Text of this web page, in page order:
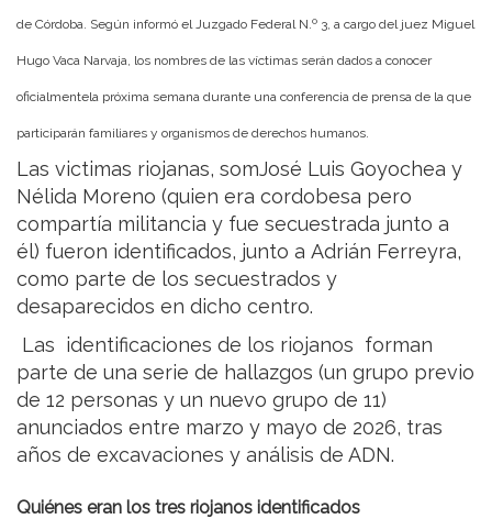
de Córdoba. Según informó el Juzgado Federal N.º 3, a cargo del juez Miguel
Hugo Vaca Narvaja, los nombres de las víctimas serán dados a conocer
oficialmentela próxima semana durante una conferencia de prensa de la que
participarán familiares y organismos de derechos humanos.
Las victimas riojanas, somJosé Luis Goyochea y
Nélida Moreno (quien era cordobesa pero
compartía militancia y fue secuestrada junto a
él) fueron identificados, junto a Adrián Ferreyra,
como parte de los secuestrados y
desaparecidos en dicho centro.
Las identificaciones de los riojanos forman
parte de una serie de hallazgos (un grupo previo
de 12 personas y un nuevo grupo de 11)
anunciados entre marzo y mayo de 2026, tras
años de excavaciones y análisis de ADN.
Quiénes eran los tres riojanos identificados